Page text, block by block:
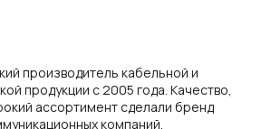
производитель кабельной и
продукции с 2005 года. Качество,
ассортимент сделали бренд
компаний,